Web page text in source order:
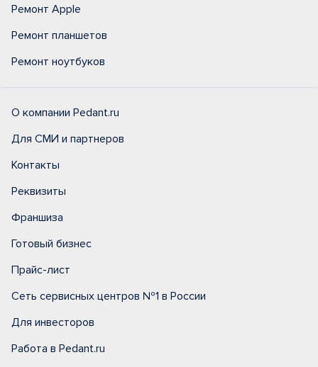
Ремонт Apple
Ремонт планшетов
Ремонт ноутбуков
О компании Pedant.ru
Для СМИ и партнеров
Контакты
Реквизиты
Франшиза
Готовый бизнес
Прайс-лист
Сеть сервисных центров №1 в России
Для инвесторов
Работа в Pedant.ru